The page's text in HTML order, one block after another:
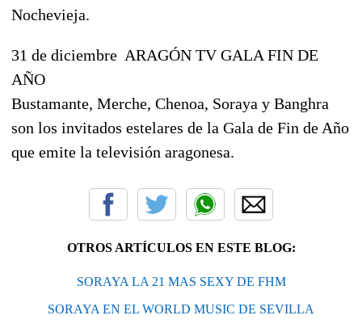
Nochevieja.
31 de diciembre  ARAGÓN TV GALA FIN DE
AÑO
Bustamante, Merche, Chenoa, Soraya y Banghra
son los invitados estelares de la Gala de Fin de Año
que emite la televisión aragonesa.
OTROS ARTÍCULOS EN ESTE BLOG:
SORAYA LA 21 MAS SEXY DE FHM
SORAYA EN EL WORLD MUSIC DE SEVILLA